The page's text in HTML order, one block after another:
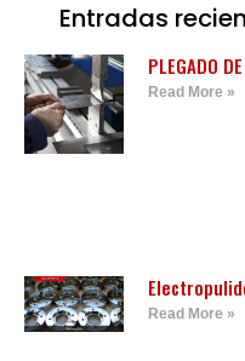
Entradas
PLEGADO
Read More »
Read More »